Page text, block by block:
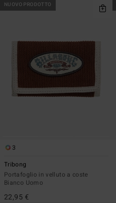
NUOVO PRODOTTO
3
Tribong
Portafoglio in velluto a coste
Bianco Uomo
22,95 €